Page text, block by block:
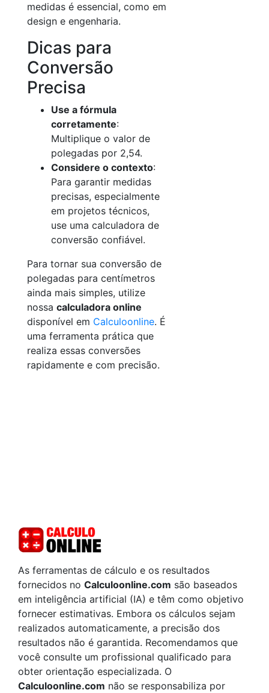
medidas é essencial, como em
design e engenharia.
Dicas para
Conversão
Precisa
Use a fórmula
corretamente:
Multiplique o valor de
polegadas por 2,54.
Considere o contexto:
Para garantir medidas
precisas, especialmente
em projetos técnicos,
use uma calculadora de
conversão confiável.
Para tornar sua conversão de
polegadas para centímetros
ainda mais simples, utilize
nossa calculadora online
disponível em Calculoonline. É
uma ferramenta prática que
realiza essas conversões
rapidamente e com precisão.
As ferramentas de cálculo e os resultados
fornecidos no Calculoonline.com são baseados
em inteligência artificial (IA) e têm como objetivo
fornecer estimativas. Embora os cálculos sejam
realizados automaticamente, a precisão dos
resultados não é garantida. Recomendamos que
você consulte um profissional qualificado para
obter orientação especializada. O
Calculoonline.com não se responsabiliza por